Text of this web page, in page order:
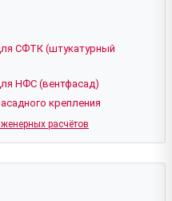
СФТК (штукатурный
НФС (вентфасад)
крепления
расчётов